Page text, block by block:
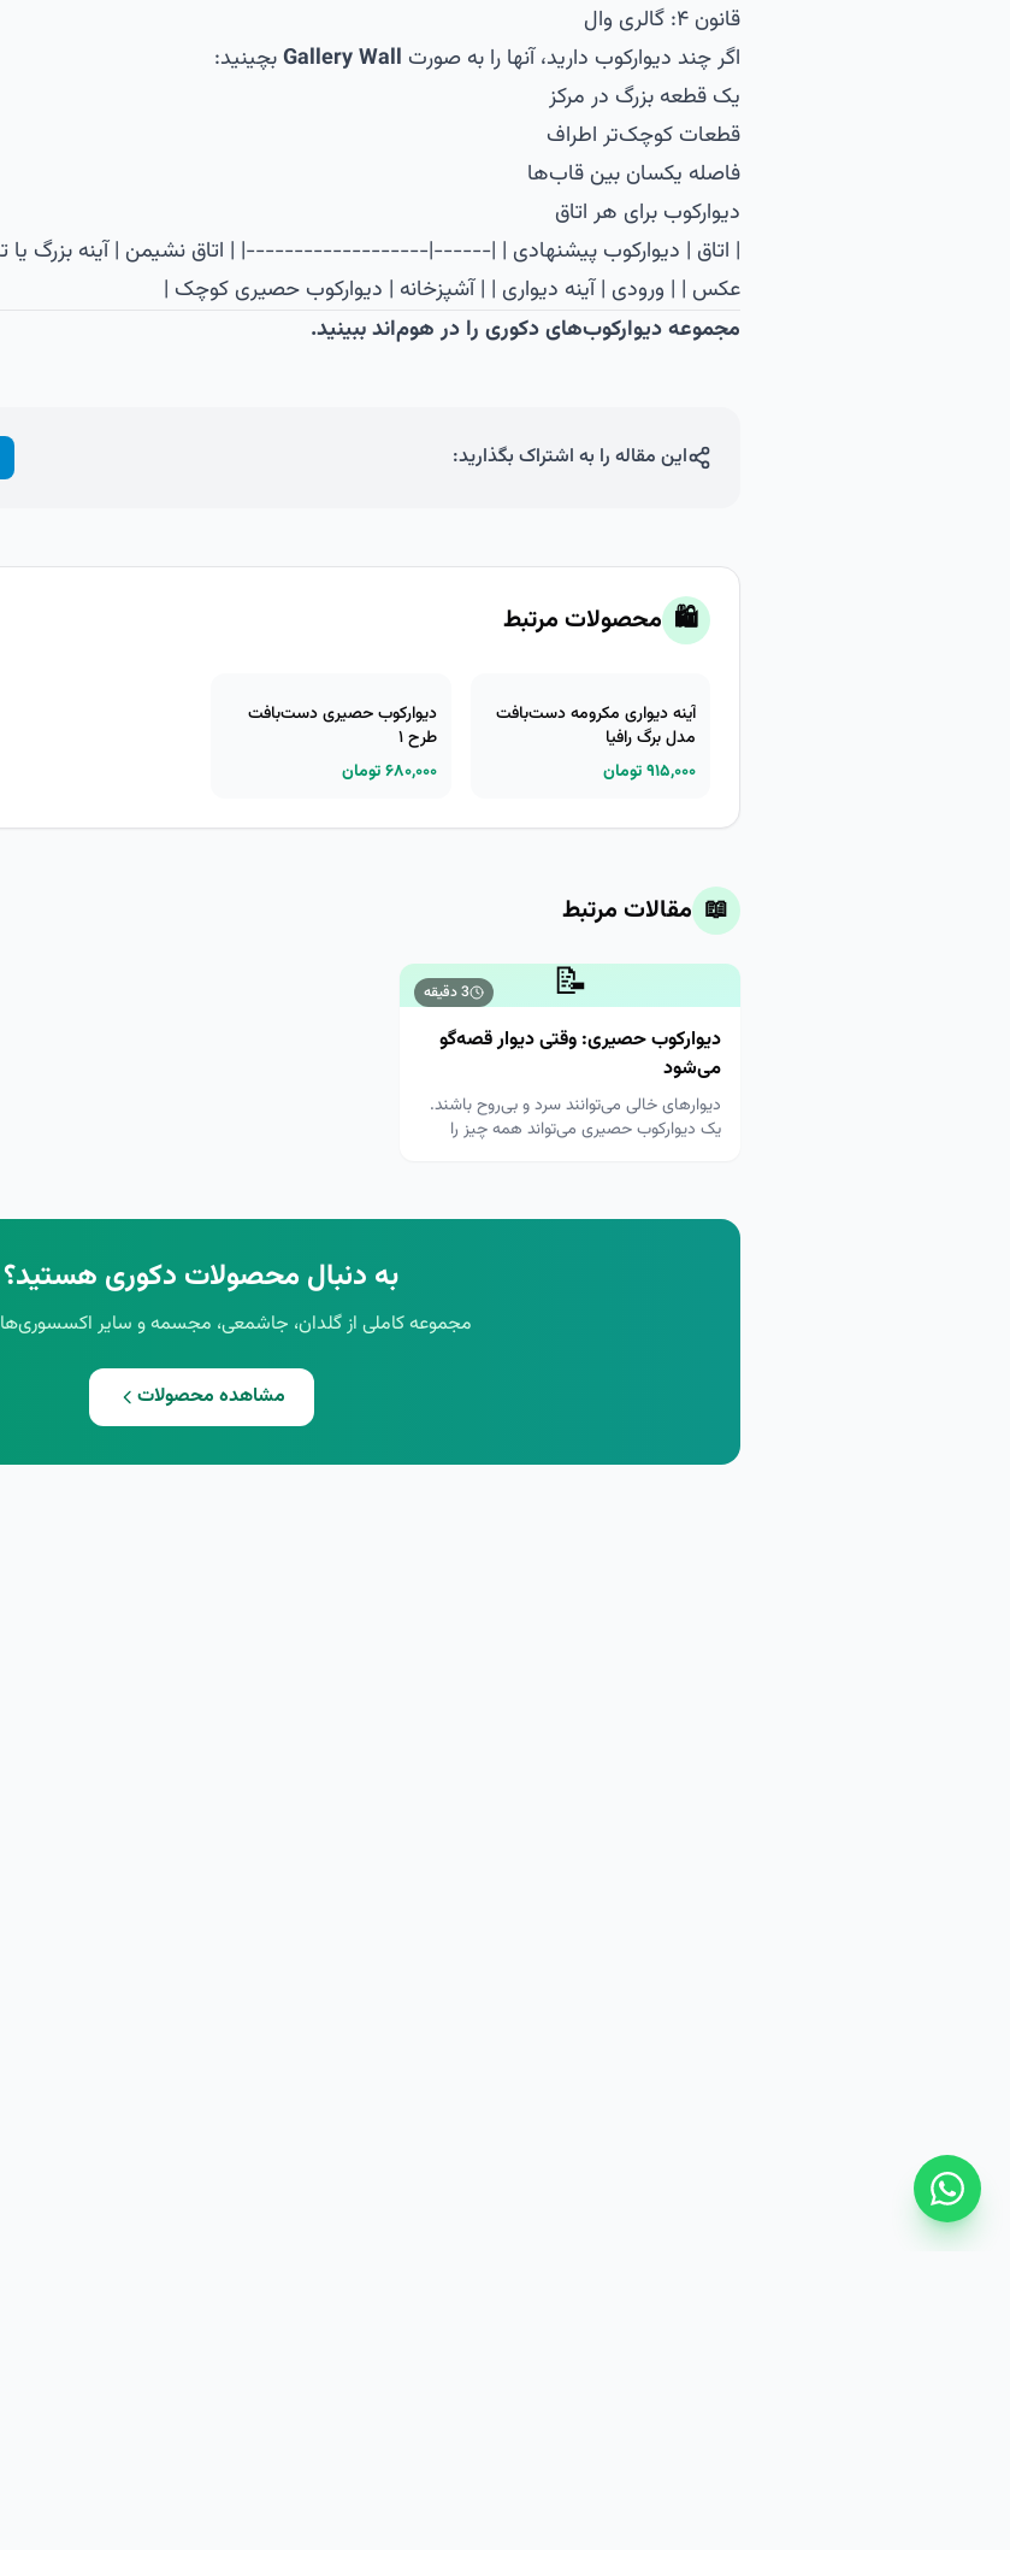
قانون ۴: گالری وال
اگر چند دیوارکوب دارید، آنها را به صورت Gallery Wallبچینید:
یک قطعه بزرگ در مرکز
قطعات کوچک‌تر اطراف
فاصله یکسان بین قاب‌ها
دیوارکوب برای هر اتاق
| اتاق | دیوارکوب پیشنهادی | |------|-------------------| | اتاق نشیمن | آینه بزرگ یا
عکس | | ورودی | آینه دیواری | | آشپزخانه | دیوارکوب حصیری کوچک |
مجموعه دیوارکوب‌های دکوری را درهوم‌اندببینید.
این مقاله را به اشتراک بگذارید:
🛍️ محصولات مرتبط
آینه دیواری مکرومه دست‌بافت
مدل برگ رافیا
۹۱۵,۰۰۰ تومان
دیوارکوب حصیری دست‌بافت
طرح ۱
۶۸۰,۰۰۰ تومان
📖 مقالات مرتبط
📝
3دقیقه
دیوارکوب حصیری: وقتی دیوار قصه‌گو
می‌شود
دیوارهای خالی می‌توانند سرد و بی‌روح باشند.
یک دیوارکوب حصیری می‌تواند همه چیز را
به دنبال محصولات دکوری هستید؟
مجموعه کاملی از گلدان، جاشمعی، مجسمه و سایر اکسسوری‌ها
مشاهده محصولات